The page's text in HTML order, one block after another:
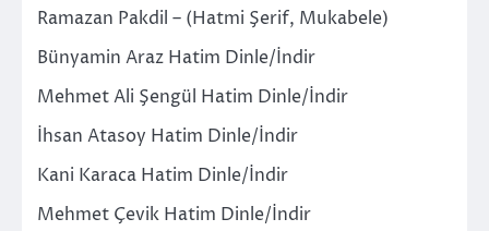
Ramazan Pakdil – (Hatmi Şerif, Mukabele)
Bünyamin Araz Hatim Dinle/İndir
Mehmet Ali Şengül Hatim Dinle/İndir
İhsan Atasoy Hatim Dinle/İndir
Kani Karaca Hatim Dinle/İndir
Mehmet Çevik Hatim Dinle/İndir